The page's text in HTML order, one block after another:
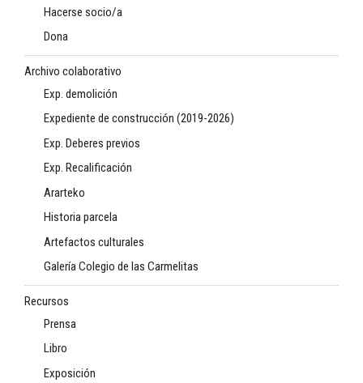
Hacerse socio/a
Dona
Archivo colaborativo
Exp. demolición
Expediente de construcción (2019-2026)
Exp. Deberes previos
Exp. Recalificación
Ararteko
Historia parcela
Artefactos culturales
Galería Colegio de las Carmelitas
Recursos
Prensa
Libro
Exposición